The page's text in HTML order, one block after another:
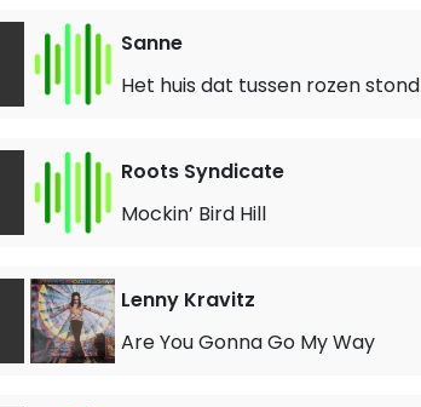
Sanne
Het huis dat tussen rozen stond
Roots Syndicate
Mockin’ Bird Hill
Lenny Kravitz
Are You Gonna Go My Way